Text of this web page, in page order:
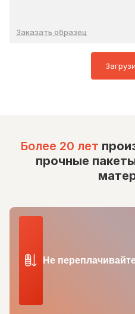
Заказать образец
Более 20 лет
прочные
Не